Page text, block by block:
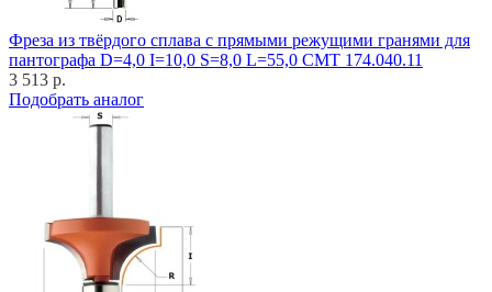
Фреза из твёрдого сплава с прямыми режущими гранями для
пантографа D=4,0 I=10,0 S=8,0 L=55,0 CMT 174.040.11
3 513 р.
Подобрать аналог